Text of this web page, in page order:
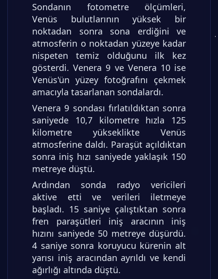
Sondanın fotometre ölçümleri,
Venüs bulutlarının yüksek bir
noktadan sonra sona erdiğini ve
atmosferin o noktadan yüzeye kadar
nispeten temiz olduğunu ilk kez
gösterdi. Venera 9 ve Venera 10 ise
Venüs'ün yüzey fotoğrafını çekmek
amacıyla tasarlanan sondalardı.
Venera 9 sondası fırlatıldıktan sonra
saniyede 10,7 kilometre hızla 125
kilometre yükseklikte Venüs
atmosferine daldı. Paraşüt açıldıktan
sonra iniş hızı saniyede yaklaşık 150
metreye düştü.
Ardından sonda radyo vericileri
aktive etti ve verileri iletmeye
başladı. 15 saniye çalıştıktan sonra
fren paraşütleri iniş aracının iniş
hızını saniyede 50 metreye düşürdü.
4 saniye sonra koruyucu kürenin alt
yarısı iniş aracından ayrıldı ve kendi
ağırlığı altında düştü.